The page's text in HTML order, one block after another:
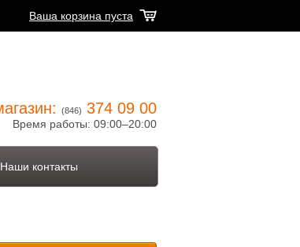
Ваша корзина пуста
(846) 374 09 00
Время работы: 09:00–20:00
Наши контакты